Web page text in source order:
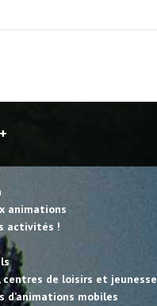
animations
activités !
centres de loisirs et jeunesse
d’animations mobiles